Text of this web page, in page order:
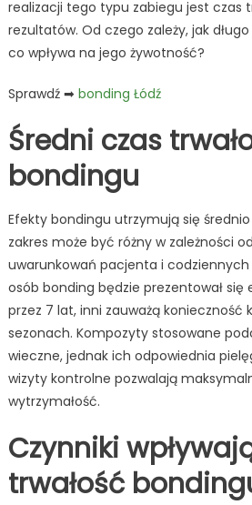
realizacji tego typu zabiegu jest czas
rezultatów. Od czego zależy, jak
co wpływa na jego żywotność?
Sprawdź ➡ bonding Łódź
Średni czas
bondingu
Efekty bondingu utrzymują się
zakres może być różny w zależności
uwarunkowań pacjenta i codziennych
osób bonding będzie prezentował
przez 7 lat, inni zauważą konieczność
sezonach. Kompozyty stosowane
wieczne, jednak ich odpowiednia
wizyty kontrolne pozwalają
wytrzymałość.
Czynniki
trwałość